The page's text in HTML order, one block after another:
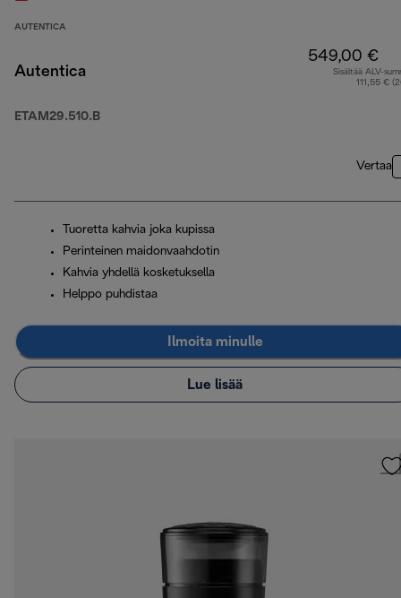
AUTENTICA
Autentica
ETAM29.510.B
549,00 €
Sisältää ALV-
111,55 €
Vertaa
Tuoretta kahvia joka kupissa
Perinteinen maidonvaahdotin
Kahvia yhdellä kosketuksella
Helppo puhdistaa
Ilmoita minulle
Lue lisää